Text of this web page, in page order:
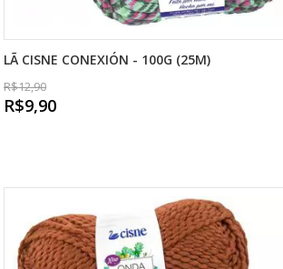
LÃ CISNE CONEXIÓN - 100G (25M)
R$12,90
R$9,90